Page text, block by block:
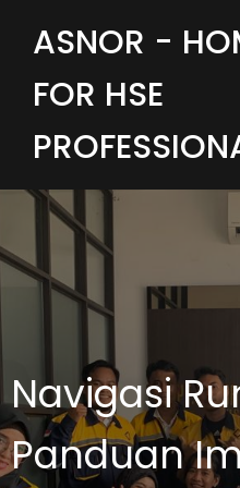
ASNOR -
FOR HSE
Navigasi
Panduan